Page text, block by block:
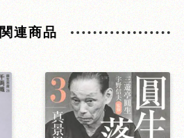
関連商品